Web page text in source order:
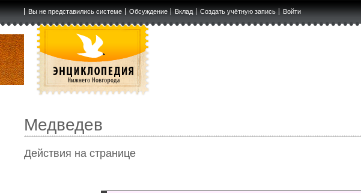
Вы не представились системе Обсуждение Вклад Создать учётную запись Войти
Медведев
Действия на странице